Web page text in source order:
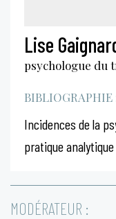
Lise
psychologue du
BIBLIOGRAPHIE
Incidences de la
pratique analytique
MODÉRATEUR :